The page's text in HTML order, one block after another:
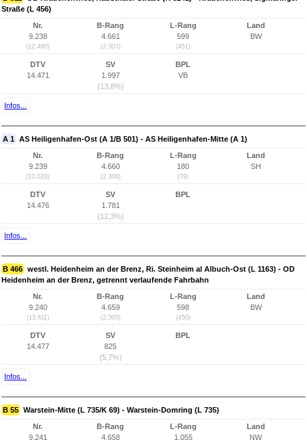
Straße (L 456)
Nr.
9.238
(12.480)
B-Rang
4.661
(2.307)
L-Rang
599
(451)
Land
BW
DTV
14.471
SV
1.997
(13,8%)
BPL
VB
Infos...
A 1 AS Heiligenhafen-Ost (A 1/B 501) - AS Heiligenhafen-Mitte (A 1)
Nr.
9.239
(10.028)
B-Rang
4.660
(2.306)
L-Rang
180
(79)
Land
SH
DTV
14.476
SV
1.781
(12,3%)
BPL
Infos...
B 466 westl. Heidenheim an der Brenz, Ri. Steinheim al Albuch-Ost (L 1163) - OD
Heidenheim an der Brenz, getrennt verlaufende Fahrbahn
Nr.
9.240
(13.611)
B-Rang
4.659
(2.305)
L-Rang
598
(450)
Land
BW
DTV
14.477
SV
825
(5,7%)
BPL
Infos...
B 55 Warstein-Mitte (L 735/K 69) - Warstein-Domring (L 735)
Nr.
9.241
B-Rang
4.658
L-Rang
1.055
Land
NW